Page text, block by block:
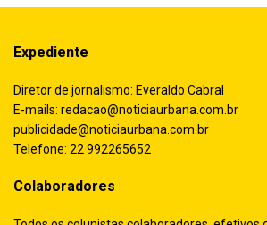
Expediente
Diretor de jornalismo: Everaldo Cabral
E-mails: redacao@noticiaurbana.com.br
publicidade@noticiaurbana.com.br
Telefone: 22 992265652
Colaboradores